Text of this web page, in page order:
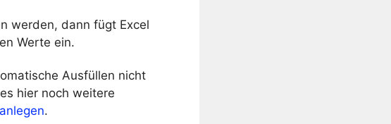
werden, dann fügt Excel
Werte ein.
Ausfüllen nicht
hier noch weitere
.